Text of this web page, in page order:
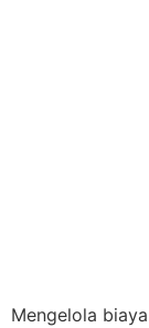
Mengelola